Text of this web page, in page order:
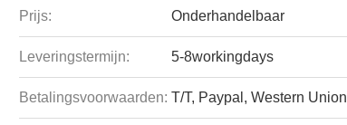
Prijs: Onderhandelbaar
Leveringstermijn: 5-8workingdays
Betalingsvoorwaarden: T/T, Paypal, Western Union